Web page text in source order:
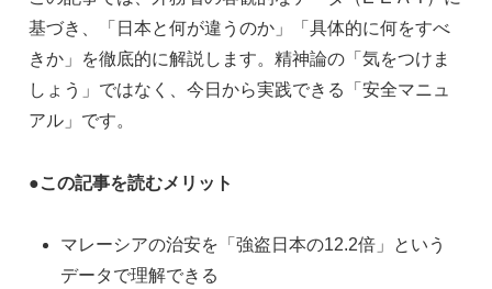
基づき、「日本と何が違うのか」「具体的に何をすべ
きか」を徹底的に解説します。精神論の「気をつけま
しょう」ではなく、今日から実践できる「安全マニュ
アル」です。
●この記事を読むメリット
マレーシアの治安を「強盗日本の12.2倍」という
データで理解できる